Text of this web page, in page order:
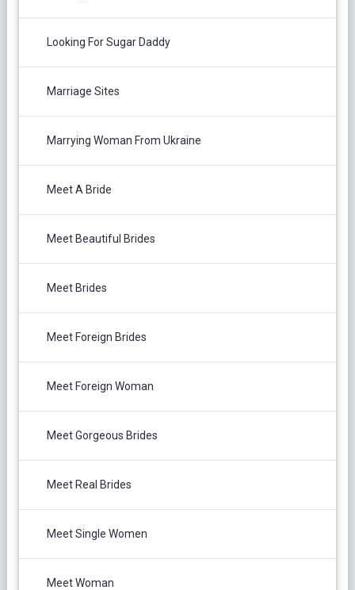
Looking For Sugar Daddy
Marriage Sites
Marrying Woman From Ukraine
Meet A Bride
Meet Beautiful Brides
Meet Brides
Meet Foreign Brides
Meet Foreign Woman
Meet Gorgeous Brides
Meet Real Brides
Meet Single Women
Meet Woman